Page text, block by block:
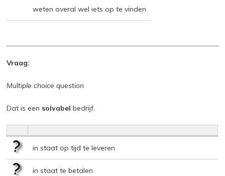
weten overal wel iets op te vinden
Vraag:
Multiple choice question
Dat is een solvabel bedrijf.
in staat op tijd te leveren
in staat te betalen